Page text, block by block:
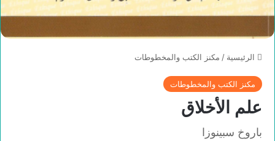
الرئيسية / مكنز الكتب والمخطوطات
مكنز الكتب والمخطوطات
علم الأخلاق
باروخ سبينوزا